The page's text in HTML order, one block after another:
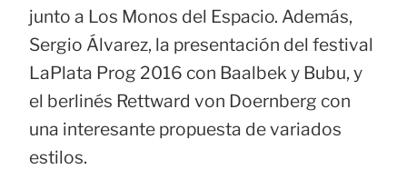
junto a Los Monos del Espacio. Además,
Sergio Álvarez, la presentación del festival
LaPlata Prog 2016 con Baalbek y Bubu, y
el berlinés Rettward von Doernberg con
una interesante propuesta de variados
estilos.